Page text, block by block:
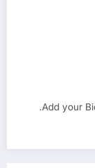
Add your